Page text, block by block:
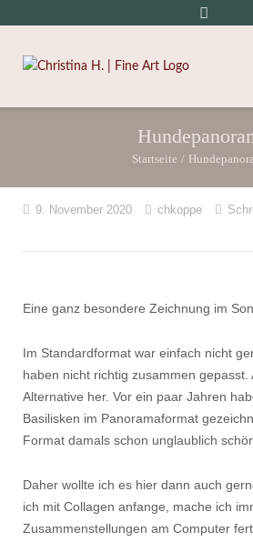
Startseite /
9. November 2020 chkoppe
Eine ganz besondere Zeichnung im
Im Standardformat war einfach nicht
haben nicht richtig zusammen gepasst.
Alternative her. Vor ein paar Jahren
Basilisken im Panoramaformat
Format damals schon unglaublich
Daher wollte ich es hier dann auch
ich mit Collagen anfange, mache ich
Zusammenstellungen am Computer